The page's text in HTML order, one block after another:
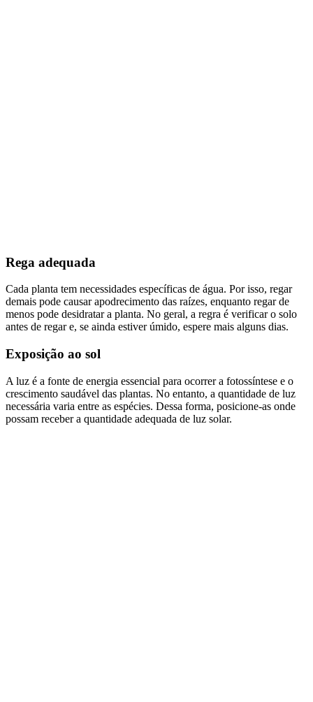
Rega adequada
Cada planta tem necessidades específicas de água. Por isso, regar
demais pode causar apodrecimento das raízes, enquanto regar de
menos pode desidratar a planta. No geral, a regra é verificar o solo
antes de regar e, se ainda estiver úmido, espere mais alguns dias.
Exposição ao sol
A luz é a fonte de energia essencial para ocorrer a fotossíntese e o
crescimento saudável das plantas. No entanto, a quantidade de luz
necessária varia entre as espécies. Dessa forma, posicione-as onde
possam receber a quantidade adequada de luz solar.